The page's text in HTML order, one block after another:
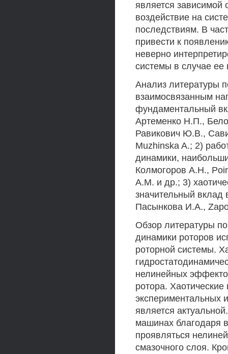
является зависимой
воздействие на
последствиям. В
привести к
неверно
системы в случае ее
Анализ литературы
взаимосвязанным
фундаментальный
Артеменко Н.П.,
Равикович Ю.В.,
Muzhinska A.; 2)
динамики,
Колмогоров А.Н.,
A.M. и др.; 3)
значительный вклад
Пасынкова И.А.,
Обзор литературы
динамики роторов
роторной системы.
нелинейных
ротора.
экспериментальных
является
машинах благодаря
проявляться
смазочного слоя.